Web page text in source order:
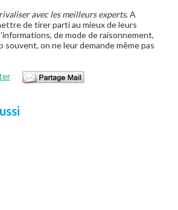
avec les meilleurs experts. A
de tirer parti au mieux de leurs
de mode de raisonnement,
on ne leur demande même pas